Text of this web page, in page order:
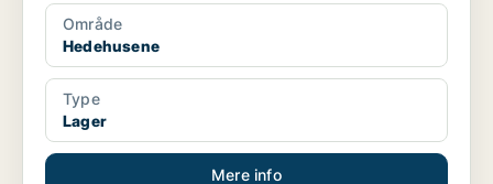
Område
Hedehusene
Type
Lager
Mere info